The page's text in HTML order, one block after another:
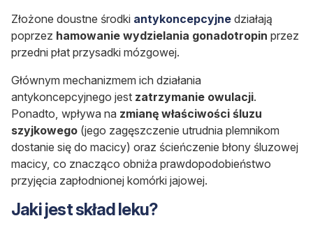
Złożone doustne środki antykoncepcyjne działają
poprzez hamowanie wydzielania gonadotropin przez
przedni płat przysadki mózgowej.
Głównym mechanizmem ich działania
antykoncepcyjnego jest zatrzymanie owulacji.
Ponadto, wpływa na zmianę właściwości śluzu
szyjkowego (jego zagęszczenie utrudnia plemnikom
dostanie się do macicy) oraz ścieńczenie błony śluzowej
macicy, co znacząco obniża prawdopodobieństwo
przyjęcia zapłodnionej komórki jajowej.
Jaki jest skład leku?